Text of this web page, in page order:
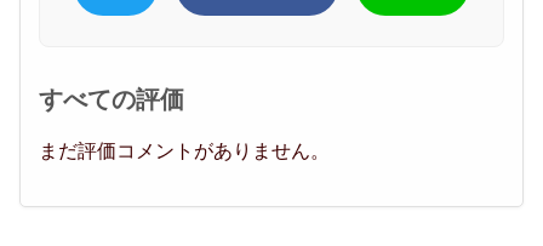
すべての評価
まだ評価コメントがありません。